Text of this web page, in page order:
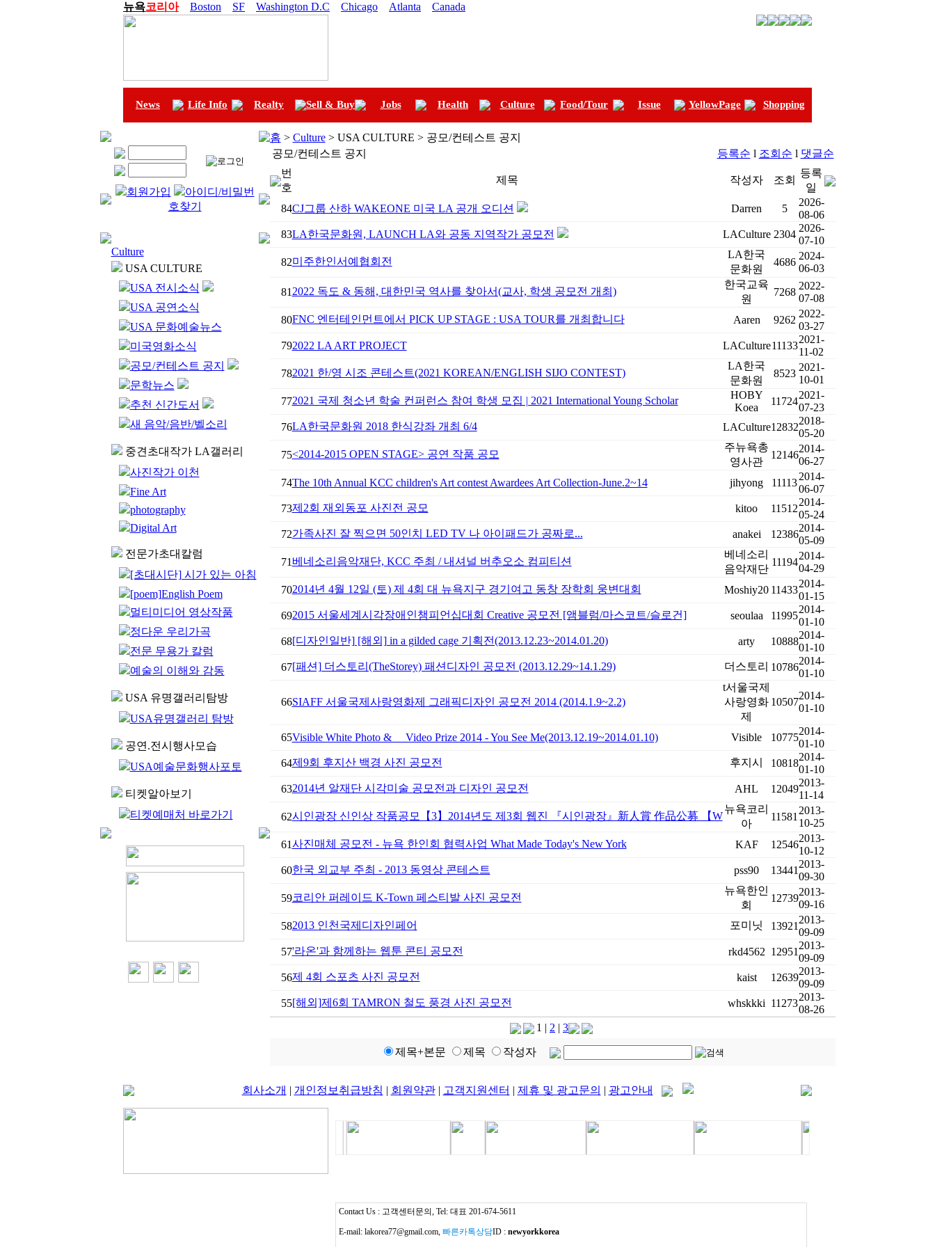
뉴욕코리아 Boston SF Washington D.C Chicago Atlanta Canada
News Life Info Realty Sell & Buy Jobs Health Culture Food/Tour Issue YellowPage Shopping
회원가입
아이디/비밀번
호찾기
Culture
USA CULTURE
USA 전시소식
USA 공연소식
USA 문화예술뉴스
미국영화소식
공모/컨테스트 공지
문학뉴스
추천 신간도서
새 음악/음반/벨소리
중견초대작가 LA갤러리
사진작가 이천
Fine Art
photography
Digital Art
전문가초대칼럼
[초대시단] 시가 있는 아침
[poem]English Poem
멀티미디어 영상작품
정다운 우리가곡
전문 무용가 칼럼
예술의 이해와 감동
USA 유명갤러리탐방
USA유명갤러리 탐방
공연.전시행사모습
USA예술문화행사포토
티켓알아보기
티켓예매처 바로가기
홈 > Culture> USA CULTURE > 공모/컨테스트 공지
공모/컨테스트 공지
등록순 l 조회순 l 댓글순
번
호
제목 작성자 조회
등록
일
84CJ그룹 산하 WAKEONE 미국 LA 공개 오디션 Darren 5
2026-
08-06
83LA한국문화원, LAUNCH LA와 공동 지역작가 공모전 LACulture 2304
2026-
07-10
82미주한인서예협회전
LA한국
문화원
4686
2024-
06-03
81 2022 독도 & 동해, 대한민국 역사를 찾아서(교사, 학생 공모전 개최)
한국교육
원
7268
2022-
07-08
80FNC 엔터테인먼트에서 PICK UP STAGE : USA TOUR를 개최합니다 Aaren 9262
2022-
03-27
792022 LA ART PROJECT LACulture11133
2021-
11-02
782021 한/영 시조 콘테스트(2021 KOREAN/ENGLISH SIJO CONTEST)
LA한국
문화원
8523
2021-
10-01
772021 국제 청소년 학술 컨퍼런스 참여 학생 모집 | 2021 International Young Scholar
HOBY
Koea
11724
2021-
07-23
76LA한국문화원 2018 한식강좌 개최 6/4 LACulture12832
2018-
05-20
75<2014-2015 OPEN STAGE> 공연 작품 공모
주뉴욕총
영사관
12146
2014-
06-27
74The 10th Annual KCC children's Art contest Awardees Art Collection-June.2~14 jihyong 11113
2014-
06-07
73제2회 재외동포 사진전 공모 kitoo 11512
2014-
05-24
72가족사진 잘 찍으면 50인치 LED TV 나 아이패드가 공짜로... anakei 12386
2014-
05-09
71 베네소리음악재단, KCC 주최 / 내셔널 버추오소 컴피티션
베네소리
음악재단
11194
2014-
04-29
702014년 4월 12일 (토) 제 4회 대 뉴욕지구 경기여고 동창 장학회 웅변대회 Moshiy20 11433
2014-
01-15
692015 서울세계시각장애인챔피언십대회 Creative 공모전 [앰블럼/마스코트/슬로건] seoulaa 11995
2014-
01-10
68[디자인일반] [해외] in a gilded cage 기획전(2013.12.23~2014.01.20) arty 10888
2014-
01-10
67[패션] 더스토리(TheStorey) 패션디자인 공모전 (2013.12.29~14.1.29) 더스토리 10786
2014-
01-10
66SIAFF 서울국제사랑영화제 그래픽디자인 공모전 2014 (2014.1.9~2.2)
t서울국제
사랑영화
제
10507
2014-
01-10
65Visible White Photo & Video Prize 2014 - You See Me(2013.12.19~2014.01.10) Visible 10775
2014-
01-10
64제9회 후지산 백경 사진 공모전 후지시 10818
2014-
01-10
632014년 알재단 시각미술 공모전과 디자인 공모전 AHL 12049
2013-
11-14
62시인광장 신인상 작품공모【3】2014년도 제3회 웹진 『시인광장』新人賞 作品公募 【W
뉴욕코리
아
11581
2013-
10-25
61사진매체 공모전 - 뉴욕 한인회 협력사업 What Made Today's New York KAF 12546
2013-
10-12
60한국 외교부 주최 - 2013 동영상 콘테스트 pss90 13441
2013-
09-30
59코리안 퍼레이드 K-Town 페스티발 사진 공모전
뉴욕한인
회
12739
2013-
09-16
582013 인천국제디자인페어 포미닛 13921
2013-
09-09
57'라온'과 함께하는 웹툰 콘티 공모전 rkd4562 12951
2013-
09-09
56제 4회 스포츠 사진 공모전 kaist 12639
2013-
09-09
55[해외]제6회 TAMRON 철도 풍경 사진 공모전 whskkki 11273
2013-
08-26
1 | 2 | 3
제목+본문 제목 작성자
회사소개 | 개인정보취급방침 | 회원약관| 고객지원센터 | 제휴 및 광고문의 | 광고안내
Contact Us : 고객센터문의, Tel: 대표 201-674-5611
E-mail: lakorea77@gmail.com, 빠른카톡상담ID : newyorkkorea